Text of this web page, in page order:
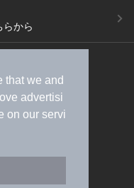
that we and
advertisi
on our servi
らから
告出稿のご案内
規約
ヘルプ
採用情報